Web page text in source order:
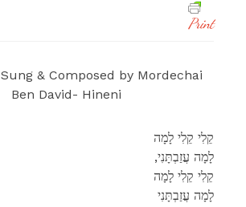
Print
& Composed by Mordechai
Ben David- Hineni
קֵלִי קֵלִי לָמָה
,לָמָה עֲזַבְתָּנִי
קֵלִי קֵלִי לָמָה
לָמָה עֲזַבְתָּנִי